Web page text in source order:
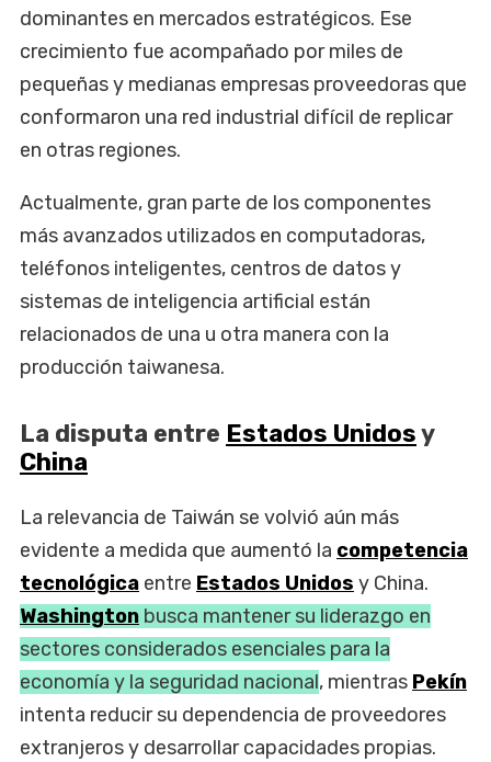
dominantes en mercados estratégicos. Ese
crecimiento fue acompañado por miles de
pequeñas y medianas empresas proveedoras que
conformaron una red industrial difícil de replicar
en otras regiones.
Actualmente, gran parte de los componentes
más avanzados utilizados en computadoras,
teléfonos inteligentes, centros de datos y
sistemas de inteligencia artificial están
relacionados de una u otra manera con la
producción taiwanesa.
La disputa entre Estados Unidosy
China
La relevancia de Taiwán se volvió aún más
evidente a medida que aumentó la competencia
tecnológica entre Estados Unidos y China.
Washington busca mantener su liderazgo en
sectores considerados esenciales para la
economía y la seguridad nacional, mientras Pekín
intenta reducir su dependencia de proveedores
extranjeros y desarrollar capacidades propias.